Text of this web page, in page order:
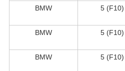
BMW
5 (F10)
BMW
5 (F10)
BMW
5 (F10)